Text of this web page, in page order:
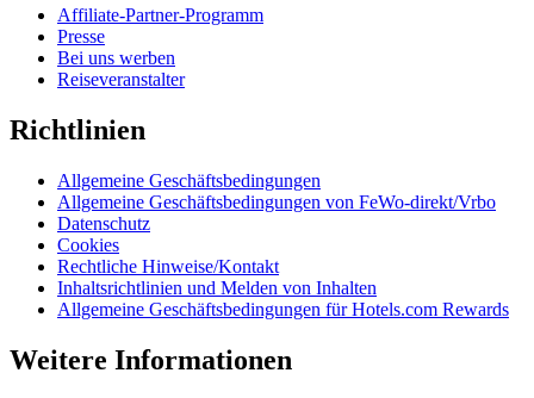
Affiliate-Partner-Programm
Presse
Bei uns werben
Reiseveranstalter
Richtlinien
Allgemeine Geschäftsbedingungen
Allgemeine Geschäftsbedingungen von FeWo-direkt/Vrbo
Datenschutz
Cookies
Rechtliche Hinweise/Kontakt
Inhaltsrichtlinien und Melden von Inhalten
Allgemeine Geschäftsbedingungen für Hotels.com Rewards
Weitere Informationen